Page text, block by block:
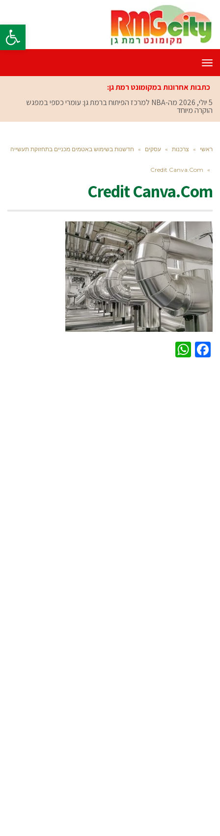
פתח
תפריט
כתבות אחרונות במקומונט רמת גן:
5 יולי, 2026
מה-NBA למרכז הפיתוח ברמת גן: עומרי כספי במפגש
הוקרה מיוחד
ראשי » צרכנות » עסקים » חדשנות בשימוש באטמים מכניים בתחזוקת תעשייה
»
Credit Canva.Com
Credit Canva.Com
Facebook